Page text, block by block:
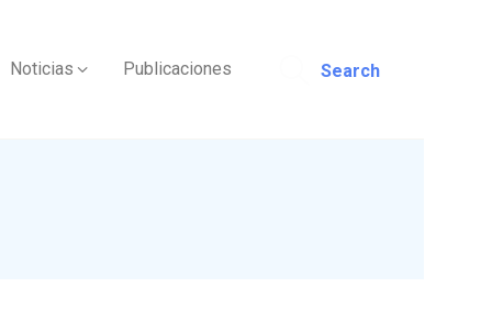
Noticias Publicaciones Search